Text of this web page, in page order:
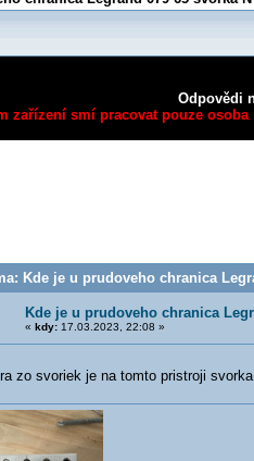
Odpovědi
zařízení smí pracovat pouze
Kde je u prudoveho chranica
Kde je u prudoveho chranica
« kdy:17.03.2023, 22:08 »
zo svoriek je na tomto pristroji